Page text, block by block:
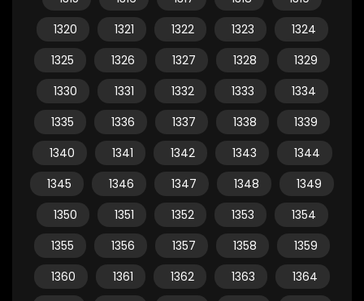
1320
1321 1322 1323
1324
1325
1326 1327 1328
1329
1330
1331 1332 1333
1334
1335
1336 1337 1338
1339
1340
1341 1342 1343
1344
1345
1346 1347 1348
1349
1350
1351 1352 1353
1354
1355
1356 1357 1358
1359
1360
1361 1362 1363
1364